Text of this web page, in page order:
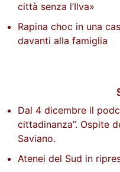
città senza l’Ilva»
Rapina choc in una
davanti alla famiglia
Dal 4 dicembre il
cittadinanza”. Ospite
Saviano.
Atenei del Sud in